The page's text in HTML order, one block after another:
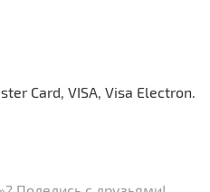
Card, VISA, Visa Electron.